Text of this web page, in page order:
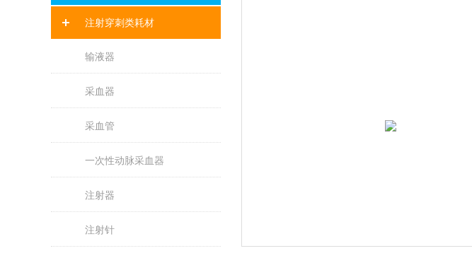
注射穿刺类耗材
输液器
采血器
采血管
一次性动脉采血器
注射器
注射针